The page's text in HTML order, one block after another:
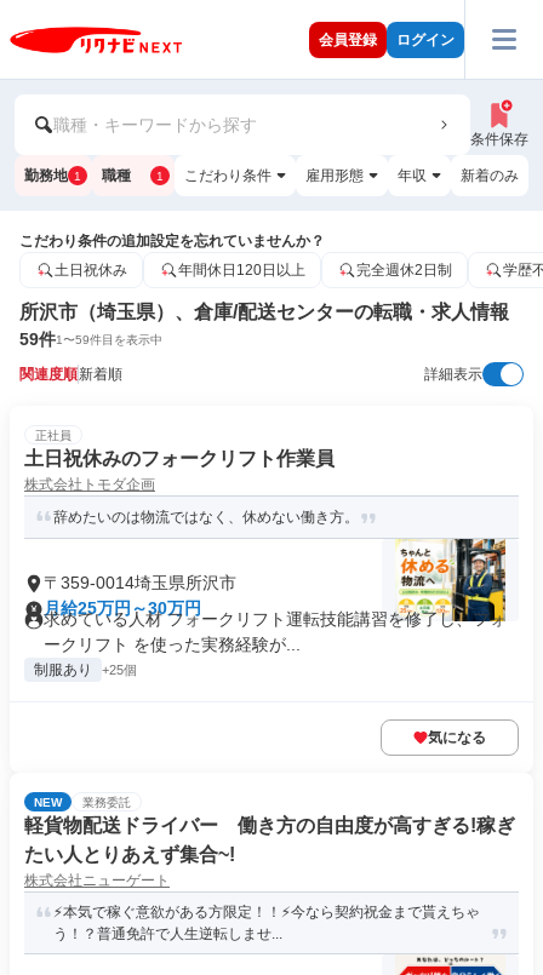
会員登録 ログイン
職種・キーワードから探す
条件保存
勤務地 1 職種 1 こだわり条件 雇用形態 年収 新着のみ
こだわり条件の追加設定を忘れていませんか？
土日祝休み
年間休日120日以上 完全週休2日制 学歴
所沢市（埼玉県）、倉庫/配送センターの転職・求人情報
59件1〜59件目を表示中
関連度順新着順 詳細表示
正社員
土日祝休みのフォークリフト作業員
株式会社トモダ企画
辞めたいのは物流ではなく、休めない働き方。
〒359-0014埼玉県所沢市
月給25万円～30万円
求めている人材 フォークリフト運転技能講習を修了し、フォ
ークリフト を使った実務経験が...
制服あり +25個
気になる
NEW 業務委託
軽貨物配送ドライバー 働き方の自由度が高すぎる!稼ぎ
たい人とりあえず集合~!
株式会社ニューゲート
⚡本気で稼ぐ意欲がある方限定！！⚡今なら契約祝金まで貰えちゃ
う！？普通免許で人生逆転しませ...